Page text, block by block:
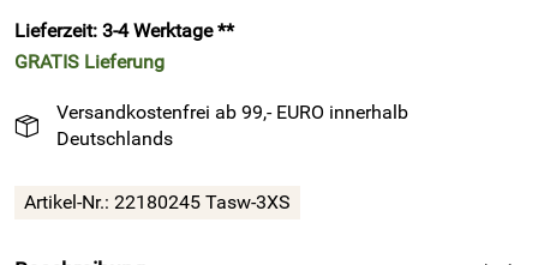
Lieferzeit: 3-4 Werktage **
GRATIS Lieferung
Versandkostenfrei ab 99,- EURO innerhalb
Deutschlands
Artikel-Nr.: 22180245 Tasw-3XS